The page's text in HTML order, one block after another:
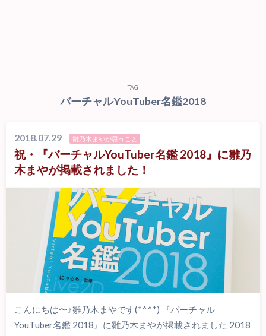
TAG
バーチャルYouTuber名鑑2018
2018.07.29 雛乃木まやが思うこと
祝・『バーチャルYouTuber名鑑 2018』に雛乃
木まやが掲載されました！
こんにちは〜♪雛乃木まやです(*^^*) 『バーチャル
YouTuber名鑑 2018』に雛乃木まやが掲載されました 2018